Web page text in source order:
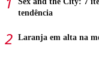
tendência
Laranja em alta na